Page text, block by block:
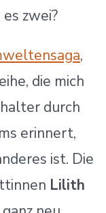
zwei?
,
die mich
durch
erinnert,
ist. Die
Lilith